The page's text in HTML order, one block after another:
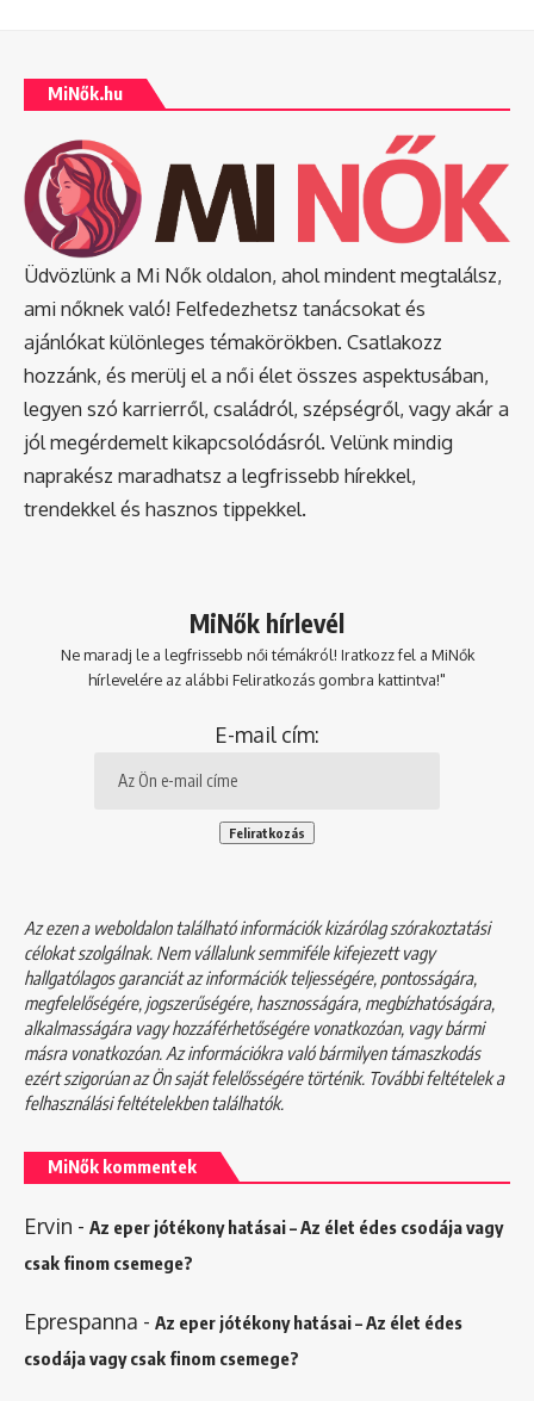
MiNők.hu
Üdvözlünk a Mi Nők oldalon, ahol mindent megtalálsz,
ami nőknek való! Felfedezhetsz tanácsokat és
ajánlókat különleges témakörökben. Csatlakozz
hozzánk, és merülj el a női élet összes aspektusában,
legyen szó karrierről, családról, szépségről, vagy akár a
jól megérdemelt kikapcsolódásról. Velünk mindig
naprakész maradhatsz a legfrissebb hírekkel,
trendekkel és hasznos tippekkel.
MiNők hírlevél
Ne maradj le a legfrissebb női témákról! Iratkozz fel a MiNők
hírlevelére az alábbi Feliratkozás gombra kattintva!"
E-mail cím:
Az ezen a weboldalon található információk kizárólag szórakoztatási
célokat szolgálnak. Nem vállalunk semmiféle kifejezett vagy
hallgatólagos garanciát az információk teljességére, pontosságára,
megfelelőségére, jogszerűségére, hasznosságára, megbízhatóságára,
alkalmasságára vagy hozzáférhetőségére vonatkozóan, vagy bármi
másra vonatkozóan. Az információkra való bármilyen támaszkodás
ezért szigorúan az Ön saját felelősségére történik. További feltételek a
felhasználási feltételekbentalálhatók.
MiNők kommentek
Ervin - Az eper jótékony hatásai – Az élet édes csodája vagy
csak finom csemege?
Eprespanna - Az eper jótékony hatásai – Az élet édes
csodája vagy csak finom csemege?